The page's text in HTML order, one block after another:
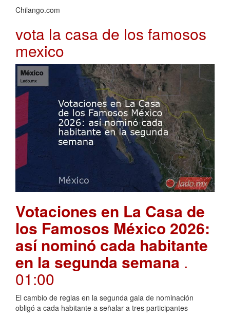
Chilango.com
vota la casa de los famosos
mexico
Votaciones en La Casa de
los Famosos México 2026:
así nominó cada habitante
en la segunda semana .
01:00
El cambio de reglas en la segunda gala de nominación
obligó a cada habitante a señalar a tres participantes